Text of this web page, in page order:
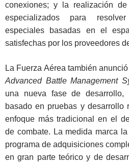
conexiones; y la realización
especializados para
especiales basadas en el
satisfechas por los proveedores
La Fuerza Aérea también
Advanced Battle Management
una nueva fase de desarrollo,
basado en pruebas y desarrollo
enfoque más tradicional en el
de combate. La medida marca
programa de adquisiciones
en gran parte teórico y de